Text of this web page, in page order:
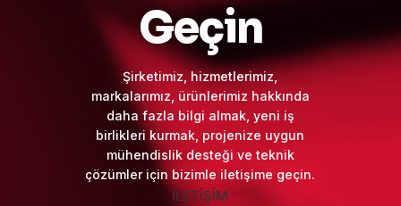
Geçin
Şirketimiz, hizmetlerimiz,
markalarımız, ürünlerimiz hakkında
daha fazla bilgi almak, yeni iş
birlikleri kurmak, projenize uygun
mühendislik desteği ve teknik
çözümler için bizimle iletişime geçin.
İLETİŞİM